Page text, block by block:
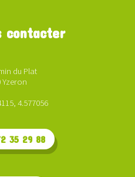
contacter
du Plat
Yzeron
4.577056
35 29 88